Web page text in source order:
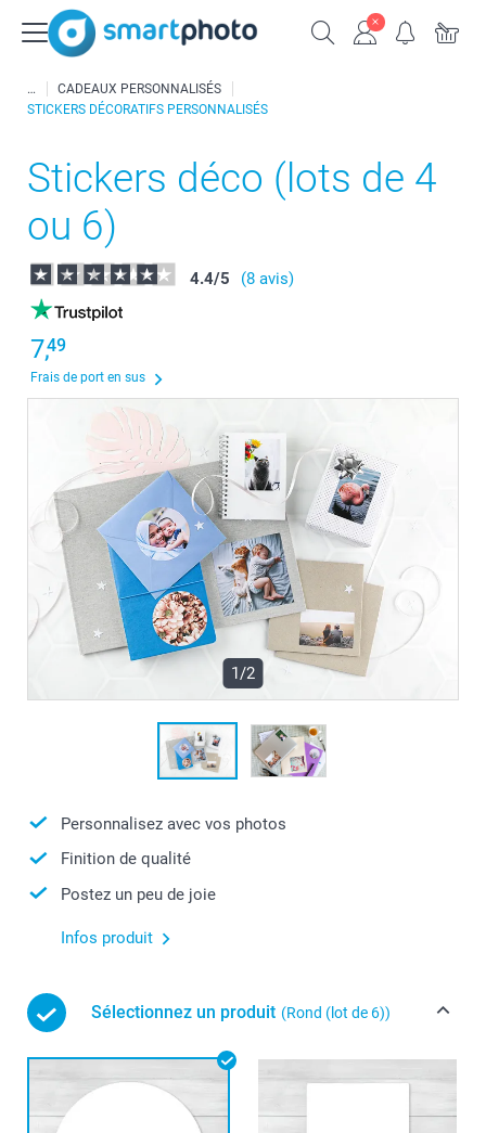
CADEAUX PERSONNALISÉS
STICKERS DÉCORATIFS PERSONNALISÉS
Stickers déco (lots de 4
ou 6)
4.4/5 (8 avis)
7,49
Frais de port en sus
1/2
Personnalisez avec vos photos
Finition de qualité
Postez un peu de joie
Infos produit
Sélectionnez un produit (Rond (lot de 6))